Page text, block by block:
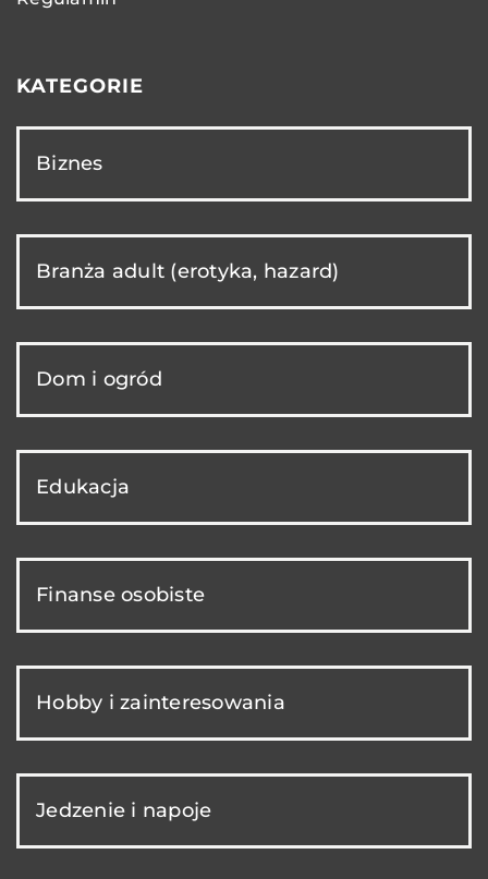
KATEGORIE
Biznes
Branża adult (erotyka, hazard)
Dom i ogród
Edukacja
Finanse osobiste
Hobby i zainteresowania
Jedzenie i napoje